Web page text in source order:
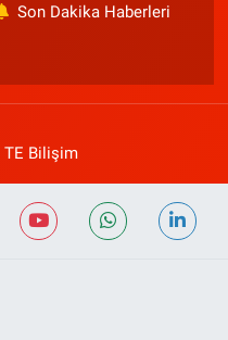
Son Dakika Haberleri
TE Bilişim